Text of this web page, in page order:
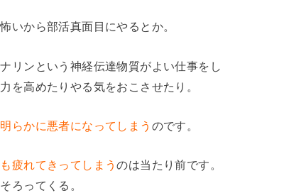
いから部活真面目にやるとか。
リンという神経伝達物質がよい仕事をし
を高めたりやる気をおこさせたり。
らかに悪者になってしまう のです。
疲れてきってしまうのは当たり前です。
ろってくる。